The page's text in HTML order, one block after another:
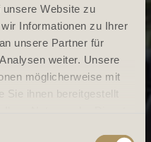
Website zu
Informationen zu Ihrer
unsere Partner für
weiter. Unsere
möglicherweise mit
Sie ihnen bereitgestellt